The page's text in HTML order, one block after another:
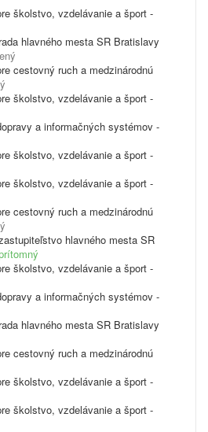
školstvo, vzdelávanie a šport -
hlavného mesta SR Bratislavy
cestovný ruch a medzinárodnú
školstvo, vzdelávanie a šport -
a informačných systémov -
školstvo, vzdelávanie a šport -
školstvo, vzdelávanie a šport -
cestovný ruch a medzinárodnú
hlavného mesta SR
školstvo, vzdelávanie a šport -
a informačných systémov -
hlavného mesta SR Bratislavy
cestovný ruch a medzinárodnú
školstvo, vzdelávanie a šport -
školstvo, vzdelávanie a šport -